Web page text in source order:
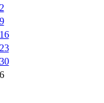
2
9
16
23
30
6